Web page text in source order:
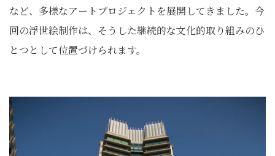
など、多様なアートプロジェクトを展開してきました。今
回の浮世絵制作は、そうした継続的な文化的取り組みのひ
とつとして位置づけられます。